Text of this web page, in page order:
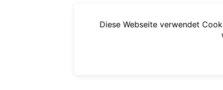
Diese Webseite verwendet